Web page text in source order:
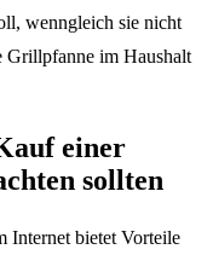
wenngleich sie nicht
Grillpfanne im Haushalt
einer
sollten
Internet bietet Vorteile